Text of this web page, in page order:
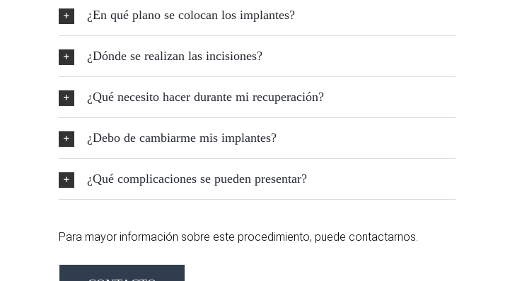
¿En qué plano se colocan los implantes?
¿Dónde se realizan las incisiones?
¿Qué necesito hacer durante mi recuperación?
¿Debo de cambiarme mis implantes?
¿Qué complicaciones se pueden presentar?
Para mayor información sobre este procedimiento, puede contactarnos.